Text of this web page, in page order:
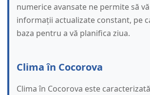
numerice avansate ne permite să
informații actualizate constant, pe
baza pentru a vă planifica ziua.
Clima în Cocorova
Clima în Cocorova este